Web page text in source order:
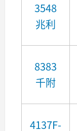
3548
兆利
8383
千附
4137F-